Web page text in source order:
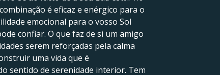
é eficaz e enérgico para o
emocional para o vosso Sol
confiar. O que faz de si um amigo
serem reforçadas pela calma
uma vida que é
sentido de serenidade interior. Tem